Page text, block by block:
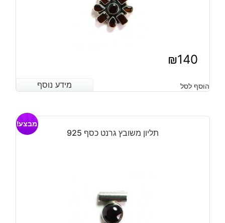
₪140
מידע נוסף הוסף לסל מידע נוסף
תליון משובץ גרנט כסף 925
מבצע!